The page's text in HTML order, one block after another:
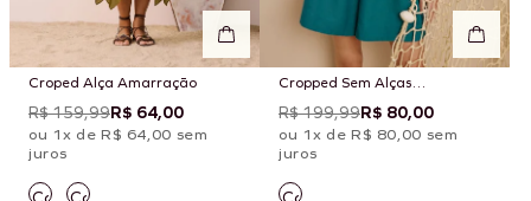
Croped Alça Amarração
R$ 159,99R$ 64,00
ou 1x de R$ 64,00 sem
juros
Cropped Sem Alças
Amarração Costas
R$ 199,99R$ 80,00
ou 1x de R$ 80,00 sem
juros